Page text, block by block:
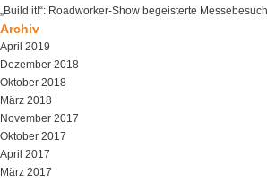
„Build it!“: Roadworker-Show begeisterte
Archiv
April 2019
Dezember 2018
Oktober 2018
März 2018
November 2017
Oktober 2017
April 2017
März 2017